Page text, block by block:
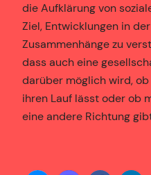
die Aufklärung von
Ziel, Entwicklungen in
Zusammenhänge zu
dass auch eine
darüber möglich wird,
ihren Lauf lässt oder ob
eine andere Richtung